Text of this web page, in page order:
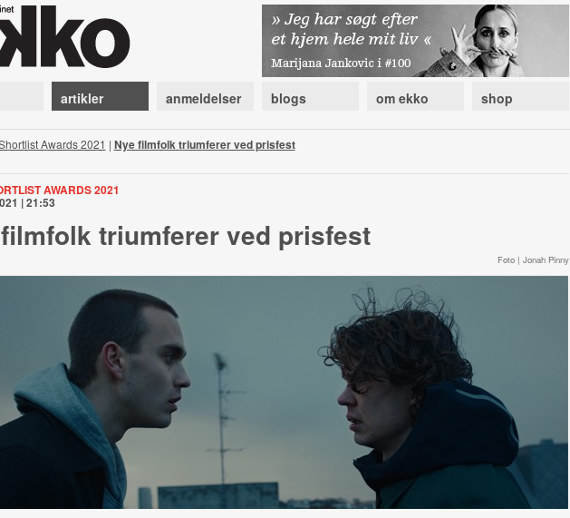
artikler anmeldelser blogs om ekko shop
Awards 2021 | Nye filmfolk triumferer ved prisfest
AWARDS 2021
| 21:53
triumferer ved prisfest
Foto | Jonah Pinny